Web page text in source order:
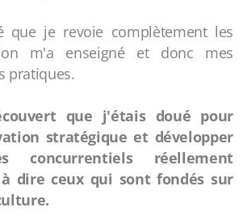
que je revoie complètement les
m'a enseigné et donc mes
pratiques.
que j'étais doué pour
stratégique et développer
concurrentiels réellement
dire ceux qui sont fondés sur